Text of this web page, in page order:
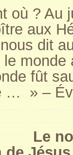
où ? Au
aux
dit
monde
fût
… » –
Le